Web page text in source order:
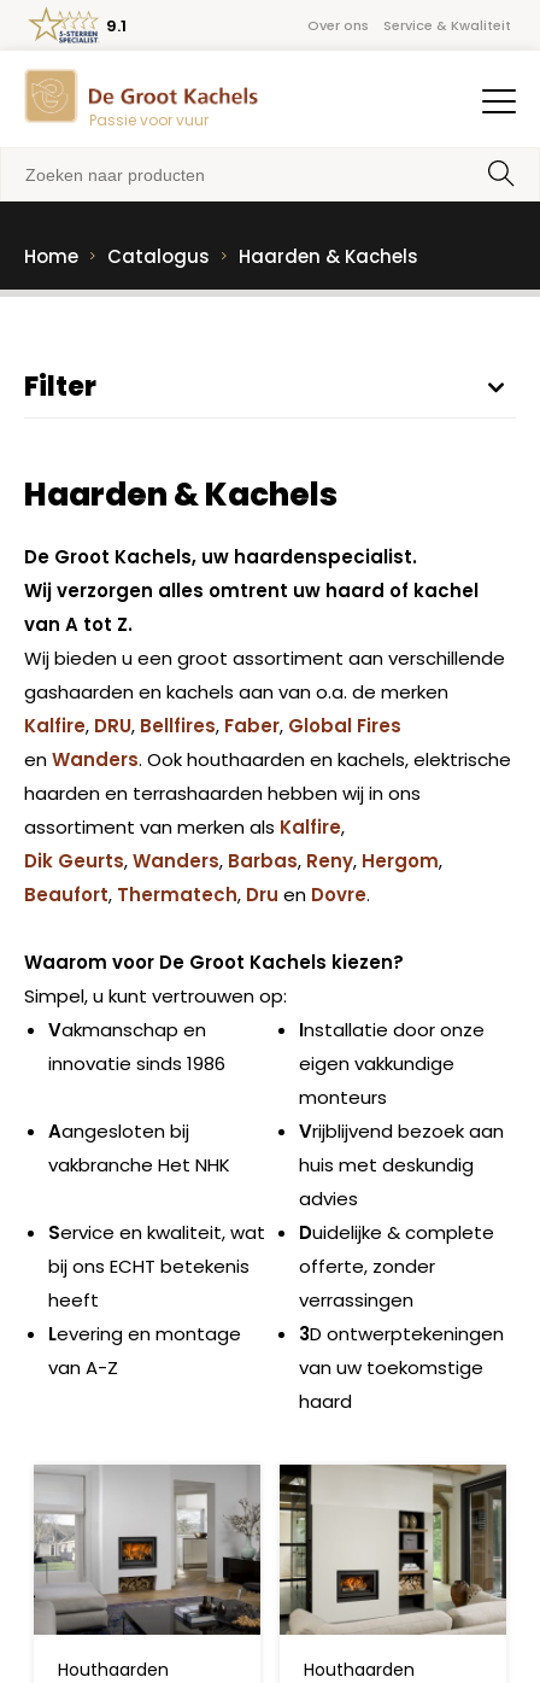
Over ons Service & Kwaliteit
Passie voor vuur
9.1
Home Catalogus Haarden & Kachels
Filter
Haarden & Kachels
De Groot Kachels, uw haardenspecialist.
Wij verzorgen alles omtrent uw haard of kachel
van A tot Z.
Wij bieden u een groot assortiment aan verschillende
gashaarden en kachels aan van o.a. de merken
Kalfire, DRU, Bellfires, Faber, Global Fires
enWanders. Ook houthaarden en kachels, elektrische
haarden en terrashaarden hebben wij in ons
assortiment van merken als Kalfire,
Dik Geurts,Wanders, Barbas, Reny, Hergom,
Beaufort, Thermatech, Dru en Dovre.
Waarom voor De Groot Kachels kiezen?
Simpel, u kunt vertrouwen op:
Vakmanschap en
innovatie sinds 1986
Installatie door onze
eigen vakkundige
monteurs
Aangesloten bij
vakbranche Het NHK
Vrijblijvend bezoek aan
huis met deskundig
advies
Service en kwaliteit, wat
bij ons ECHT betekenis
heeft
Duidelijke & complete
offerte, zonder
verrassingen
Levering en montage
van A-Z
3D ontwerptekeningen
van uw toekomstige
haard
Houthaarden Houthaarden